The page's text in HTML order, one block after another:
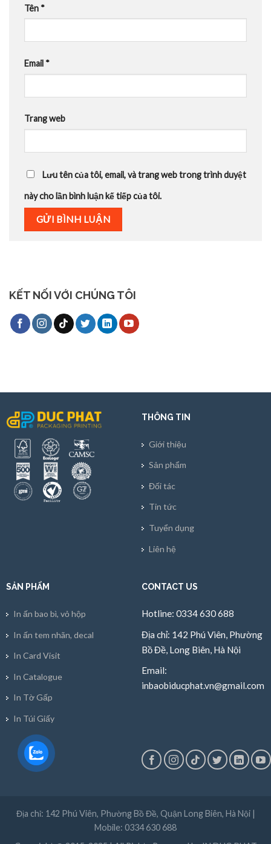
Tên *
Email *
Trang web
Lưu tên của tôi, email, và trang web trong trình duyệt
này cho lần bình luận kế tiếp của tôi.
KẾT NỐI VỚI CHÚNG TÔI
THÔNG TIN
Giới thiệu
Sản phẩm
Đối tác
Tin tức
Tuyển dụng
Liên hệ
SẢN PHẨM
In ấn bao bì, vỏ hộp
In ấn tem nhãn, decal
In Card Visit
In Catalogue
In Tờ Gấp
In Túi Giấy
CONTACT US
Hotline: 0334 630 688
Địa chỉ: 142 Phú Viên, Phường
Bồ Đề, Long Biên, Hà Nội
Email:
inbaobiducphat.vn@gmail.com
Địa chỉ: 142 Phú Viên, Phường Bồ Đề, Quận Long Biên, Hà Nội |
Mobile: 0334 630 688